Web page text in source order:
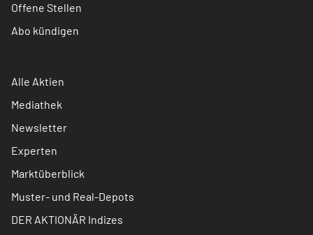
Offene Stellen
Abo kündigen
Alle Aktien
Mediathek
Newsletter
Experten
Marktüberblick
Muster- und Real-Depots
DER AKTIONÄR Indizes